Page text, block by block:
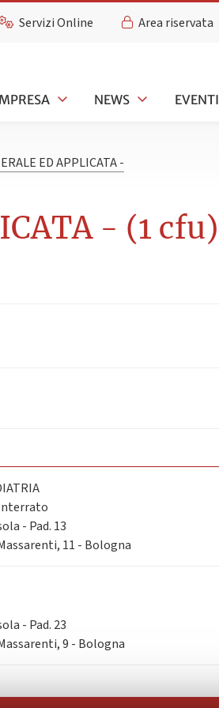
Servizi Online Area riservata
NEWS EVENTI
ED APPLICATA -
- (1 cfu)
- Pad. 13
11 - Bologna
- Pad. 23
9 - Bologna